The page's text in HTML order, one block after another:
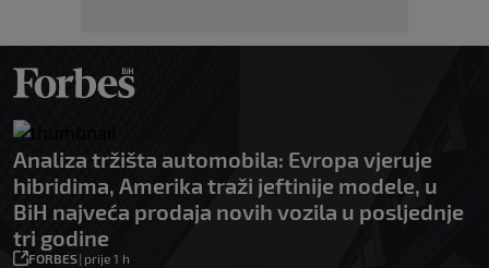
Analiza tržišta automobila: Evropa vjeruje
hibridima, Amerika traži jeftinije modele, u
BiH najveća prodaja novih vozila u posljednje
tri godine
FORBES| prije 1 h